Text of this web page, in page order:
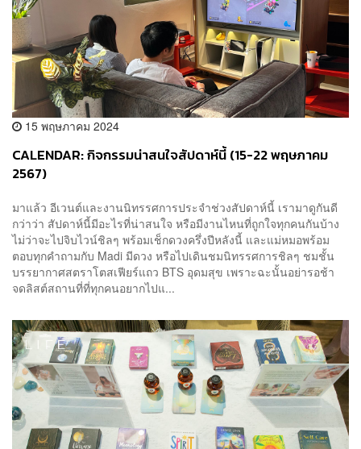
15 พฤษภาคม 2024
CALENDAR: กิจกรรมน่าสนใจสัปดาห์นี้ (15-22 พฤษภาคม
2567)
มาแล้ว อีเวนต์และงานนิทรรศการประจำช่วงสัปดาห์นี้ เรามาดูกันดี
กว่าว่า สัปดาห์นี้มีอะไรที่น่าสนใจ หรือมีงานไหนที่ถูกใจทุกคนกันบ้าง
ไม่ว่าจะไปจิบไวน์ชิลๆ พร้อมเช็กดวงครึ่งปีหลังนี้ และแม่หมอพร้อม
ตอบทุกคำถามกับ Madi มีดวง หรือไปเดินชมนิทรรศการชิลๆ ชมชั้น
บรรยากาศสตราโตสเฟียร์แถว BTS อุดมสุข เพราะฉะนั้นอย่ารอช้า
จดลิสต์สถานที่ที่ทุกคนอยากไปแ...